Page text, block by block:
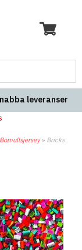
leveranser
» Bricks